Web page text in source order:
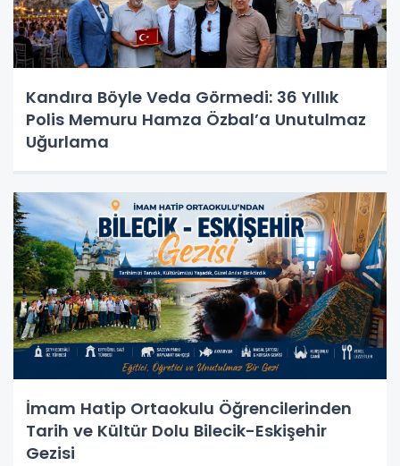
Kandıra Böyle Veda Görmedi: 36 Yıllık
Polis Memuru Hamza Özbal’a Unutulmaz
Uğurlama
İmam Hatip Ortaokulu Öğrencilerinden
Tarih ve Kültür Dolu Bilecik-Eskişehir
Gezisi